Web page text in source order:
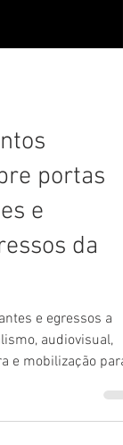
portas
e
da
e egressos a
audiovisual,
e mobilização para